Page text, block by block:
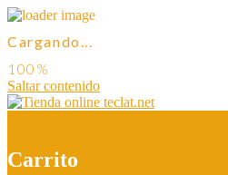
Cargando...
Saltar contenido
Carrito